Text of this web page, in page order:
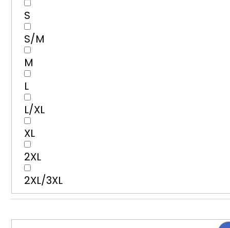
S
S/M
M
L
L/XL
XL
2XL
2XL/3XL